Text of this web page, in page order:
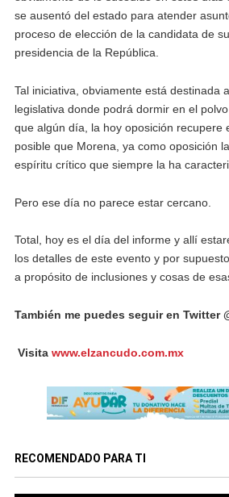
se ausentó del estado para atender
proceso de elección de la candidata de
presidencia de la República.
Tal iniciativa, obviamente está destinada
legislativa donde podrá dormir en el
que algún día, la hoy oposición recupere
posible que Morena, ya como oposición
espíritu crítico que siempre la ha
Pero ese día no parece estar cercano.
Total, hoy es el día del informe y allí
los detalles de este evento y por
a propósito de inclusiones y cosas de
También me puedes seguir en Twitter
Visita www.elzancudo.com.mx
RECOMENDADO PARA TI